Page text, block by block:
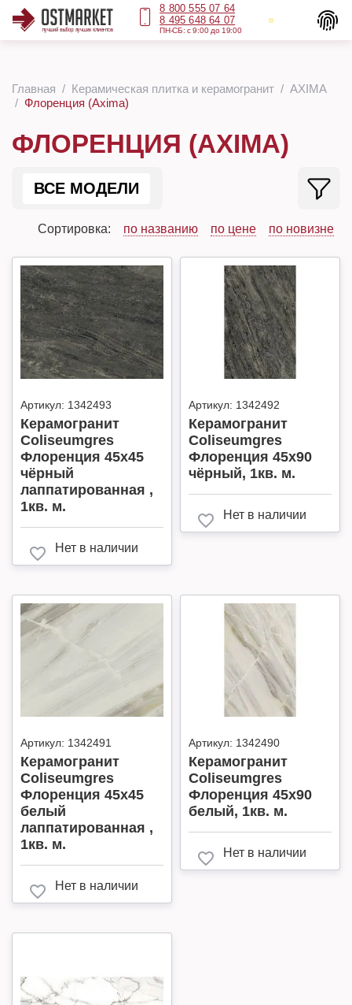
8 800 555 07 64
8 495 648 64 07
ПН-СБ: с 9:00 до 19:00
Главная Керамическая плитка и керамогранит
AXIMA
Флоренция (Axima)
ФЛОРЕНЦИЯ (AXIMA)
ВСЕ МОДЕЛИ
Сортировка: по названию по цене по новизне
Артикул: 1342493
Керамогранит
Coliseumgres
Флоренция 45х45
чёрный
лаппатированная ,
1кв. м.
Нет в наличии
Артикул: 1342492
Керамогранит
Coliseumgres
Флоренция 45х90
чёрный, 1кв. м.
Нет в наличии
Артикул: 1342491
Керамогранит
Coliseumgres
Флоренция 45х45
белый
лаппатированная ,
1кв. м.
Нет в наличии
Артикул: 1342490
Керамогранит
Coliseumgres
Флоренция 45х90
белый, 1кв. м.
Нет в наличии